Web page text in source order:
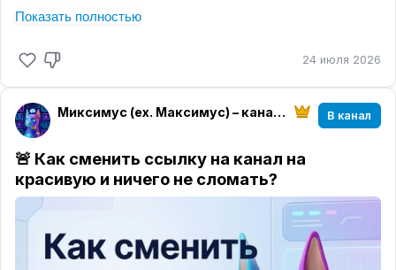
В Миксимусе появился редактор постов.
фото, видео или аудио, добавляете форму и
выбираете время выхода.
Всё до публикации делается в одном окне.
✨ Текст можно быстро привести в порядок
Вставьте готовый текст и включите
ИИ-вёрстку. Миксимус добавит заголовок,
выделит важные фразы жирным шрифтом и
курсивом.
Хотите выделить строку цветом, добавить
цитату, сделать подзаголовок или убрать
Показать полностью
24 июля 2026
Миксимус (ex. Максимус) – канал на Максимум В канал
🚨 Как сменить ссылку на канал на
красивую и ничего не сломать?